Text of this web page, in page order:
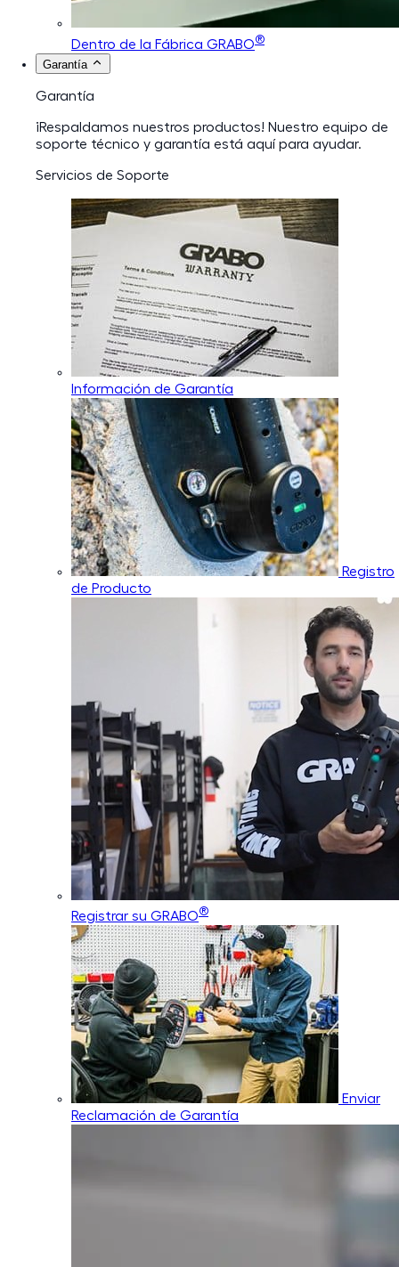
Dentro de la Fábrica GRABO®
Garantía
Garantía
¡Respaldamos nuestros productos! Nuestro equipo de
soporte técnico y garantía está aquí para ayudar.
Servicios de Soporte
Información de Garantía
Registro
de Producto
Registrar su GRABO®
Enviar
Reclamación de Garantía